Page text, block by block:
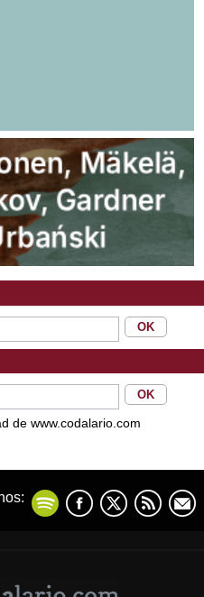
de www.codalario.com